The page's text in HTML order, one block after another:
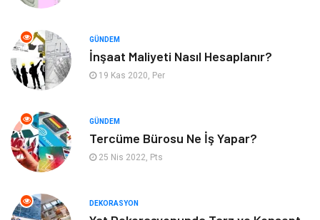
Aksesuar Eğitim Kurumları
Hizmet
Mobilya
İnternet
Nakliyat
GÜNDEM
İnşaat Maliyeti Nasıl Hesaplanır?
19 Kas 2020, Per
GÜNDEM
Tercüme Bürosu Ne İş Yapar?
25 Nis 2022, Pts
DEKORASYON